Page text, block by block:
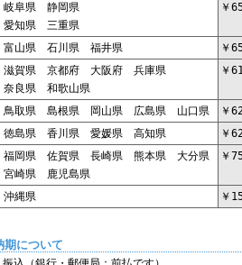
岐阜県 静岡県
愛知県 三重県
￥
富山県 石川県 福井県
￥
滋賀県 京都府 大阪府 兵庫県
奈良県 和歌山県
￥
鳥取県 島根県 岡山県 広島県 山口県
￥
徳島県 香川県 愛媛県 高知県
￥
福岡県 佐賀県 長崎県 熊本県 大分県
宮崎県 鹿児島県
￥
沖縄県 ￥
期について